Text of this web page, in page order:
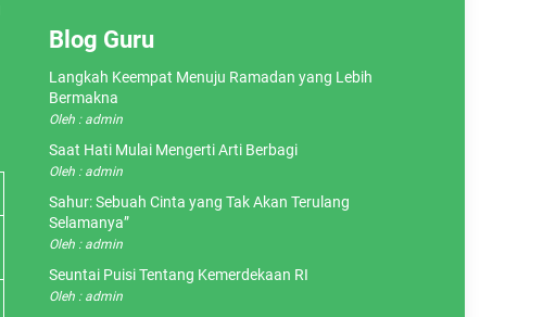
Blog Guru
Langkah Keempat Menuju Ramadan yang Lebih
Bermakna
Oleh : admin
Saat Hati Mulai Mengerti Arti Berbagi
Oleh : admin
Sahur: Sebuah Cinta yang Tak Akan Terulang
Selamanya”
Oleh : admin
Seuntai Puisi Tentang Kemerdekaan RI
Oleh : admin